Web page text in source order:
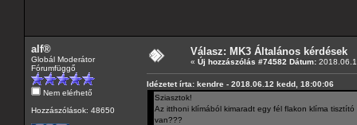
alf®
Globál Moderátor
Fórumfüggő
Nem elérhető
Hozzászólások: 48650
Válasz: MK3 Általános kérdések
« Új hozzászólás #74582 Dátum:
Idézetet írta: kendre - 2018.06.12 kedd, 18:00:06
Sziasztok!
Az itthoni klímából kimaradt egy fél flakon klíma
van???